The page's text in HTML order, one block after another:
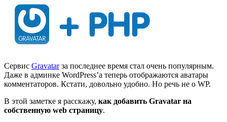
Сервис Gravatarза последнее время стал очень популярным.
Даже в админке WordPress’а теперь отображаются аватары
комментаторов. Кстати, довольно удобно. Но речь не о WP.
В этой заметке я расскажу, как добавить Gravatar на
собственную web страницу.